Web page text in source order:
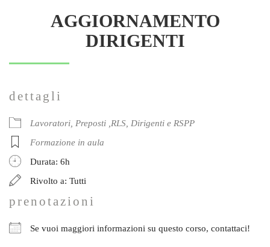
AGGIORNAMENTO
DIRIGENTI
dettagli
Lavoratori, Preposti ,RLS, Dirigenti e RSPP
Formazione in aula
Durata: 6h
Rivolto a: Tutti
prenotazioni
Se vuoi maggiori informazioni su questo corso, contattaci!